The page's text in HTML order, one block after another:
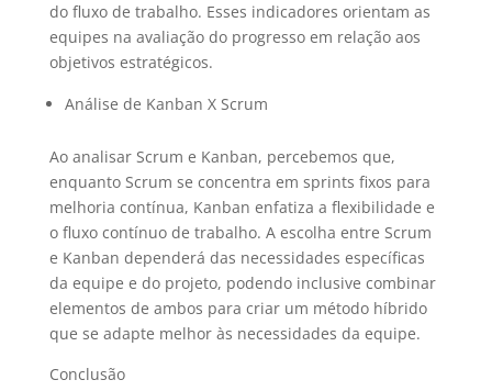
do fluxo de trabalho. Esses indicadores orientam as
equipes na avaliação do progresso em relação aos
objetivos estratégicos.
Análise de Kanban X Scrum
Ao analisar Scrum e Kanban, percebemos que,
enquanto Scrum se concentra em sprints fixos para
melhoria contínua, Kanban enfatiza a flexibilidade e
o fluxo contínuo de trabalho. A escolha entre Scrum
e Kanban dependerá das necessidades específicas
da equipe e do projeto, podendo inclusive combinar
elementos de ambos para criar um método híbrido
que se adapte melhor às necessidades da equipe.
Conclusão